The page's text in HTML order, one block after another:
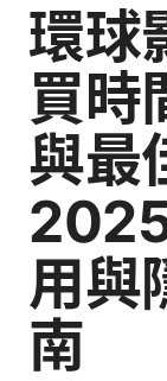
環球
買時
與最
用與
南